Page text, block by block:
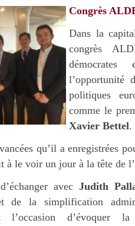
Congrès
Dans la
congrès
démocrates
l’opportunité
politiques
comme le
Xavier Bettel.
qu’il a enregistrées
à le voir un jour à la tête de
avec Judith
de la simplification
d’évoquer